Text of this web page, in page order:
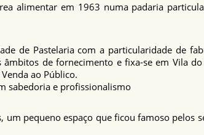
alimentar em 1963 numa padaria
de Pastelaria com a particularidade de
de fornecimento e fixa-se em Vila do
ao Público.
sabedoria e profissionalismo
pequeno espaço que ficou famoso pelos